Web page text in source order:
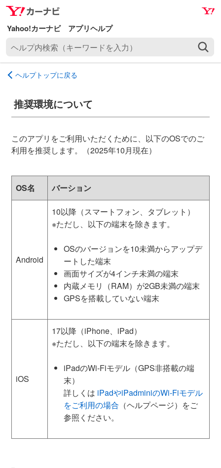
ナ
ビ
ゲ
ー
ョ
ン
キ
プ
メ
イ
ン
コ
テ
ン
ス
ッ
プ
プ
内
（
ー
ワ
ド
入
ヘルプトップに戻る
推奨環境について
このアプリをご利用いただくために、以下のOSでのご
利用を推奨します。（2025年10月現在）
OS名 バーション
Android
10以降（スマートフォン、タブレット）
※ただし、以下の端末を除きます。
OSのバージョンを10未満からアップデ
ートした端末
画面サイズが4インチ未満の端末
内蔵メモリ（RAM）が2GB未満の端末
GPSを搭載していない端末
iOS
17以降（iPhone、iPad）
※ただし、以下の端末を除きます。
iPadのWi-Fiモデル（GPS非搭載の端
末）
詳しくは iPadやiPadminiのWi-Fiモデル
をご利用の場合 （ヘルプページ）をご
参照ください。